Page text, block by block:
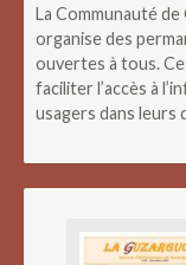
La Communauté
organise des
ouvertes à tous.
faciliter l’accès à
usagers dans leurs